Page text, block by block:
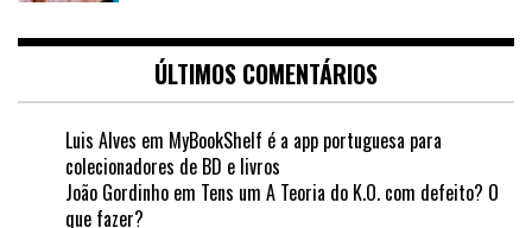
ÚLTIMOS COMENTÁRIOS
Luis Alves em MyBookShelf é a app portuguesa para
colecionadores de BD e livros
João Gordinho em Tens um A Teoria do K.O. com defeito? O
que fazer?